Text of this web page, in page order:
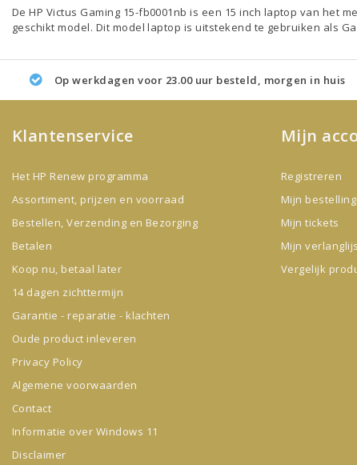
De HP Victus Gaming 15-fb0001nb is een 15 inch laptop van het
geschikt model. Dit modellaptop is uitstekend te gebruiken als
Op werkdagen voor 23.00 uur besteld, morgen in huis
Klantenservice
Het HP Renew programma
Assortiment, prijzen en voorraad
Bestellen, Verzending en Bezorging
Betalen
Koop nu, betaal later
14 dagen zichttermijn
Garantie - reparatie - klachten
Oude product inleveren
Privacy Policy
Algemene voorwaarden
Contact
Informatie over Windows 11
Disclaimer
Mijn
Registreren
Mijn
Mijn tickets
Mijn
Vergelijk